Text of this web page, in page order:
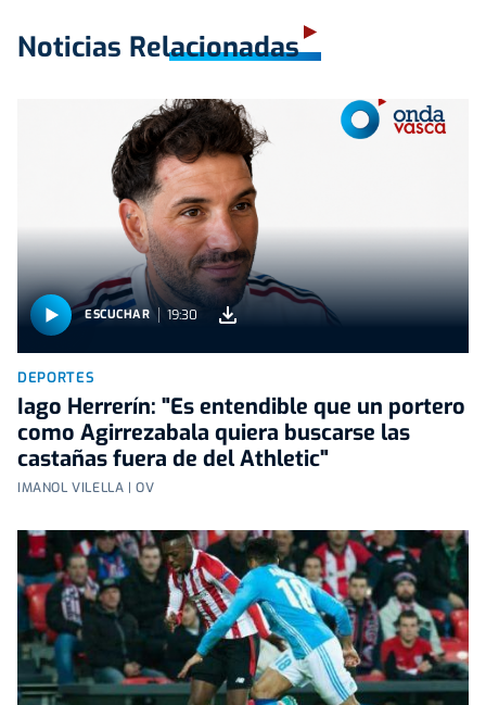
Noticias Relacionadas
ESCUCHAR 19:30
DEPORTES
Iago Herrerín: "Es entendible que un portero
como Agirrezabala quiera buscarse las
castañas fuera de del Athletic"
IMANOL VILELLA | OV